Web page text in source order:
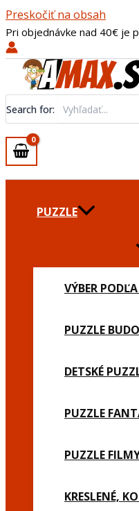
Preskočiť na obsah
Pri objednávke nad 40€ je
Search for:
PUZZLE
VÝBER
PUZZLE
DETSKÉ
PUZZLE
PUZZLE
KRESLENÉ,